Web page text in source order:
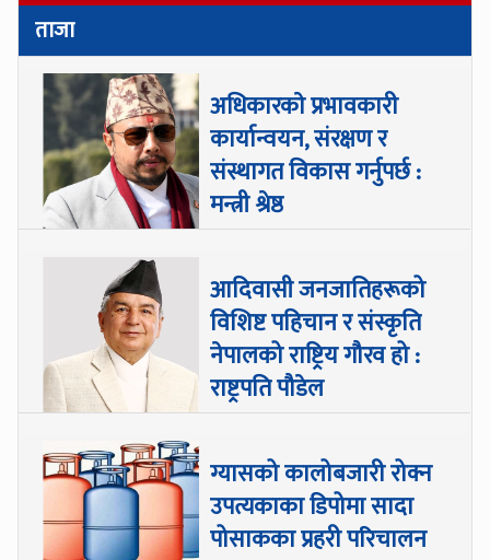
ताजा
अधिकारकाे प्रभावकारी
कार्यान्वयन, संरक्षण र
संस्थागत विकास गर्नुपर्छ :
मन्त्री श्रेष्ठ
आदिवासी जनजातिहरूको
विशिष्ट पहिचान र संस्कृति
नेपालको राष्ट्रिय गौरव हो :
राष्ट्रपति पौडेल
ग्यासको कालोबजारी रोक्न
उपत्यकाका डिपोमा सादा
पोसाकका प्रहरी परिचालन